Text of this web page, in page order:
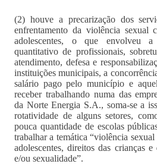
(2) houve a precarização dos
enfrentamento da violência sexual
adolescentes, o que envolveu
quantitativo de profissionais,
atendimento, defesa e
instituições municipais, a
salário pago pelo município e
receber trabalhando numa das
da Norte Energia S.A., soma-se a
rotatividade de alguns setores,
pouca quantidade de escolas
trabalhar a temática “violência
adolescentes, direitos das crianças e
e/ou sexualidade”.